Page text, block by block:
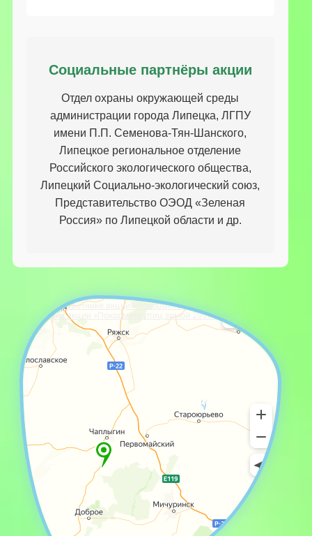
Социальные партнёры акции
Отдел охраны окружающей среды
администрации города Липецка, ЛГПУ
имени П.П. Семенова-Тян-Шанского,
Липецкое региональное отделение
Российского экологического общества,
Липецкий Социально-экологический союз,
Представительство ОЭОД «Зеленая
Россия» по Липецкой области и др.
На карте участнике акции «Покормите птиц зимой 2006!»
Участники акции «Покормите птиц зимой 2026» на карте